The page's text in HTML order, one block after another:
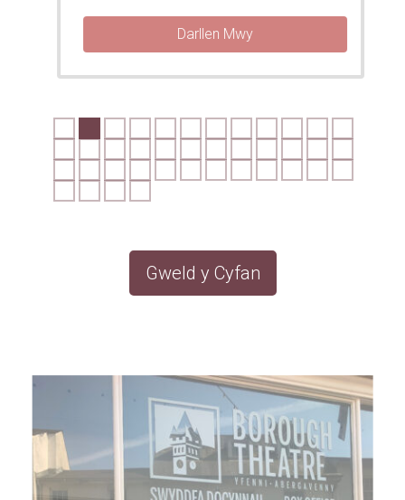
30th August 2026 at 2pm. For the first time, tickets
are available for the public to jo
Darllen Mwy
Gweld y Cyfan